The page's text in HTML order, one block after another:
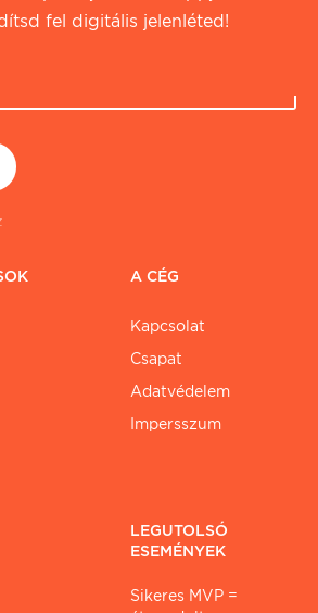
fel digitális jelenléted!
A CÉG
Kapcsolat
Csapat
Adatvédelem
Impersszum
LEGUTOLSÓ
ESEMÉNYEK
Sikeres MVP =